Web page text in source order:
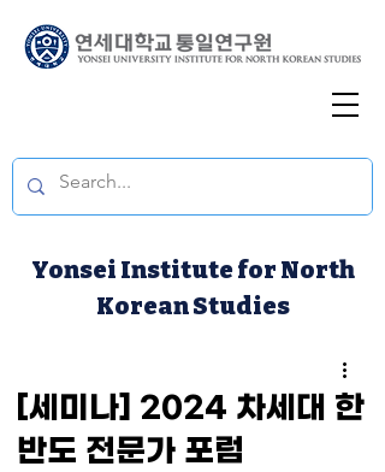
Yonsei Institute for North
Korean Studies
[세미나] 2024 차세대 한
반도 전문가 포럼